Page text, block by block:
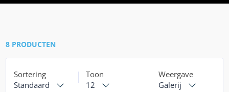
8 PRODUCTEN
Sortering
Standaard
Toon
12
Weergave
Galerij